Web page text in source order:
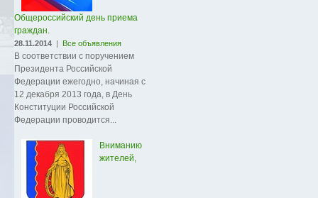
Общероссийский день приема
граждан.
28.11.2014 | Все объявления
В соответствии с поручением
Президента Российской
Федерации ежегодно, начиная с
12 декабря 2013 года, в День
Конституции Российской
Федерации проводится...
Вниманию
жителей,